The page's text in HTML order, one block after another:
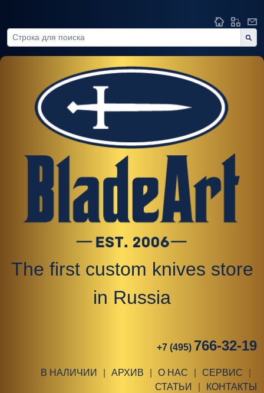
The first custom knives store
in Russia
+7 (495) 766-32-19
В НАЛИЧИИ АРХИВ О НАС СЕРВИС
СТАТЬИ
КОНТАКТЫ